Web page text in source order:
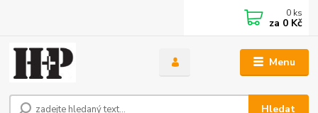
Menu
Hledat
0 ks
za 0 Kč